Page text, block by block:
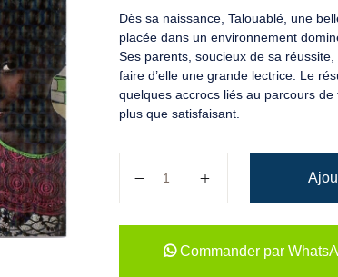
Dès sa naissance, Talouablé, une
placée dans un environnement
Ses parents, soucieux de sa réussite,
faire d’elle une grande lectrice. Le
quelques accrocs liés au parcours de
plus que satisfaisant.
Commander par